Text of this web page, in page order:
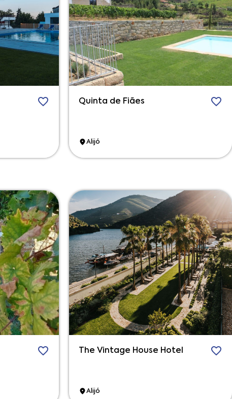
Quinta de Fiães
Alijó
The Vintage House Hotel
Alijó